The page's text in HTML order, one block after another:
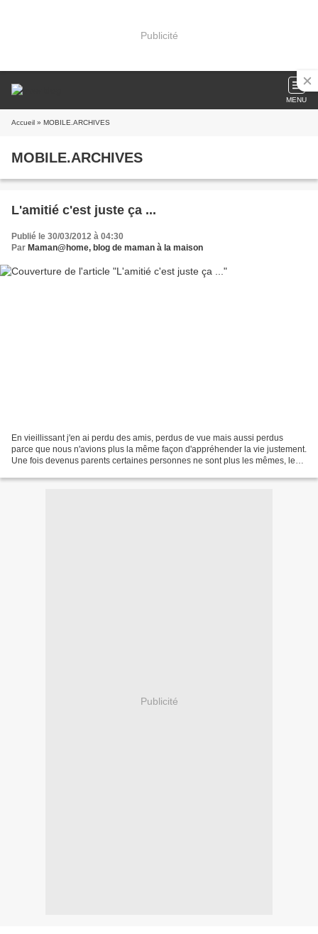
Publicité
MENU
Accueil » MOBILE.ARCHIVES
MOBILE.ARCHIVES
L'amitié c'est juste ça ...
Publié le 30/03/2012 à 04:30
Par Maman@home, blog de maman à la maison
En vieillissant j'en ai perdu des amis, perdus de vue mais aussi perdus
parce que nous n'avions plus la même façon d'appréhender la vie justement.
Une fois devenus parents certaines personnes ne sont plus les mêmes, leur
Publicité